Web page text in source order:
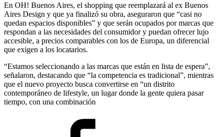
En OH! Buenos Aires, el shopping que reemplazará al ex Buenos
Aires Design y que ya finalizó su obra, aseguraron que “casi no
quedan espacios disponibles” y que serán ocupados por marcas que
respondan a las necesidades del consumidor y puedan ofrecer lujo
accesible, a precios comparables con los de Europa, un diferencial
que exigen a los locatarios.
“Estamos seleccionando a las marcas que están en lista de espera”,
señalaron, destacando que “la competencia es tradicional”, mientras
que el nuevo proyecto busca convertirse en “un distrito
contemporáneo de lifestyle, un lugar donde la gente quiera pasar
tiempo, con una combinación